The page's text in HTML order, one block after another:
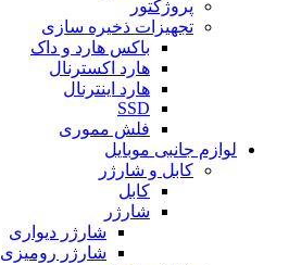
پروژکتور
تجهیزات ذخیره سازی
باکس هارد و داک
هارد اکسترنال
هارد اینترنال
SSD
فلش مموری
لوازم جانبی موبایل
کابل و شارژر
کابل
شارژر
شارژر دیواری
شارژر رومیزی